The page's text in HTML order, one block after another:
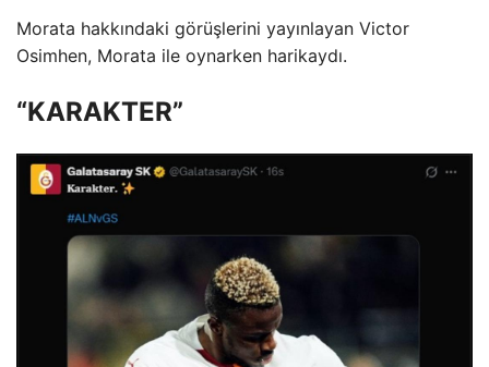
Morata hakkındaki görüşlerini yayınlayan Victor
Osimhen, Morata ile oynarken harikaydı.
“KARAKTER”